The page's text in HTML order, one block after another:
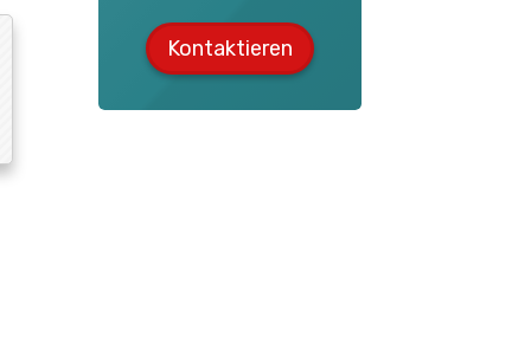
Kontaktieren